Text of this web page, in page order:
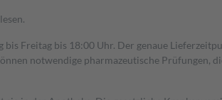
Freitag bis 18:00 Uhr. Der genaue
notwendige pharmazeutische Prüfungen,